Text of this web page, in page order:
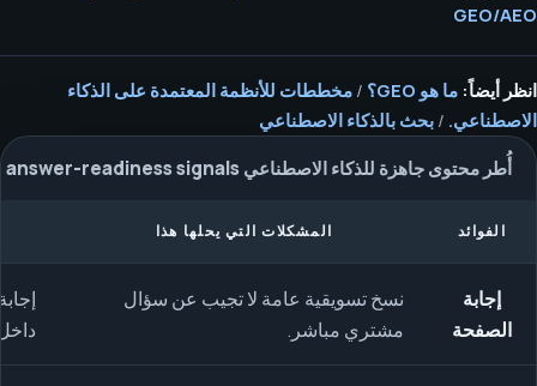
GEO/AEO
انظر أيضاً: ما هو GEO؟ / مخططات للأنظمة المعتمدة على الذكاء
الاصطناعي. / بحث بالذكاء الاصطناعي
أُطر محتوى جاهزة للذكاء الاصطناعي answer-readiness signals
الفوائد المشكلات التي يحلها هذا
إجابة
الصفحة
نسخ تسويقية عامة لا تجيب عن سؤال
مشتري مباشر.